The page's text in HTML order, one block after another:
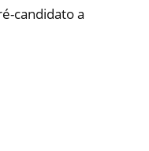
candidato a